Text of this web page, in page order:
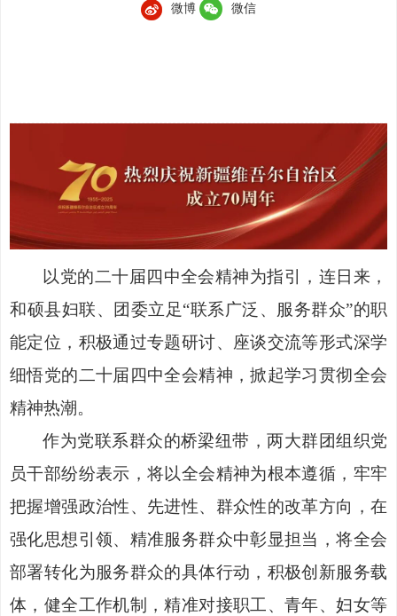
微博 微信
以党的二十届四中全会精神为指引，连日来，
和硕县妇联、团委立足“联系广泛、服务群众”的职
能定位，积极通过专题研讨、座谈交流等形式深学
细悟党的二十届四中全会精神，掀起学习贯彻全会
精神热潮。
作为党联系群众的桥梁纽带，两大群团组织党
员干部纷纷表示，将以全会精神为根本遵循，牢牢
把握增强政治性、先进性、群众性的改革方向，在
强化思想引领、精准服务群众中彰显担当，将全会
部署转化为服务群众的具体行动，积极创新服务载
体，健全工作机制，精准对接职工、青年、妇女等